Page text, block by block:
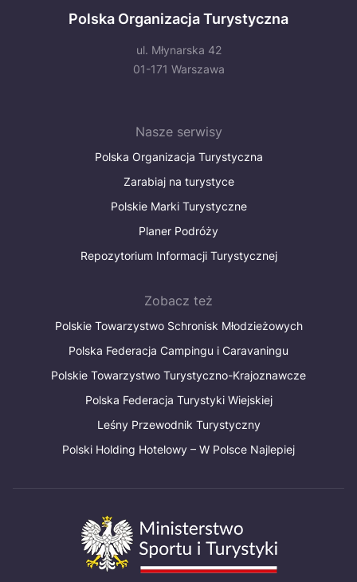
Polska Organizacja Turystyczna
ul. Młynarska 42
01-171 Warszawa
Nasze serwisy
Polska Organizacja Turystyczna
Zarabiaj na turystyce
Polskie Marki Turystyczne
Planer Podróży
Repozytorium Informacji Turystycznej
Zobacz też
Polskie Towarzystwo Schronisk Młodzieżowych
Polska Federacja Campingu i Caravaningu
Polskie Towarzystwo Turystyczno-Krajoznawcze
Polska Federacja Turystyki Wiejskiej
Leśny Przewodnik Turystyczny
Polski Holding Hotelowy – W Polsce Najlepiej